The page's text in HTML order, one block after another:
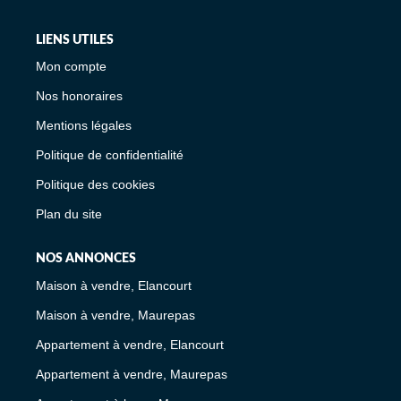
LIENS UTILES
Mon compte
Nos honoraires
Mentions légales
Politique de confidentialité
Politique des cookies
Plan du site
NOS ANNONCES
Maison à vendre, Elancourt
Maison à vendre, Maurepas
Appartement à vendre, Elancourt
Appartement à vendre, Maurepas